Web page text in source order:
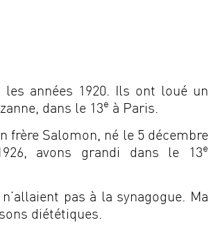
les années 1920. Ils ont loué un
dans le 13e à Paris.
frère Salomon, né le 5 décembre
avons grandi dans le 13e
pas à la synagogue. Ma
diététiques.